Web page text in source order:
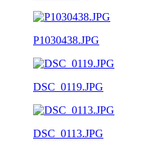
P1030438.JPG
DSC_0119.JPG
DSC_0113.JPG